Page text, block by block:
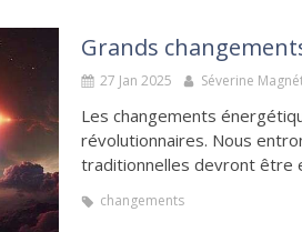
Grands
27 Jan 2025 Séverine
Les changements
révolutionnaires. Nous
traditionnelles devront être
changements